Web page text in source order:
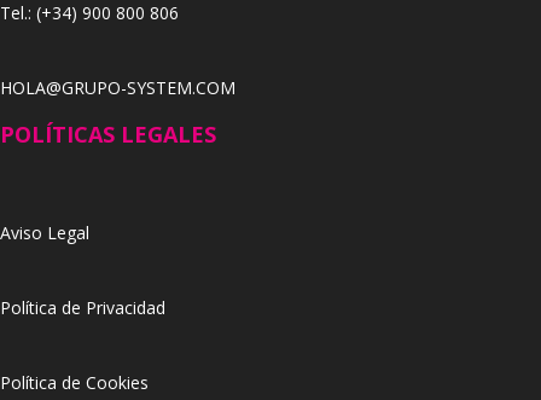
Tel.: (+34) 900 800 806
HOLA@GRUPO-SYSTEM.COM
POLÍTICAS LEGALES
Aviso Legal
Política de Privacidad
Política de Cookies